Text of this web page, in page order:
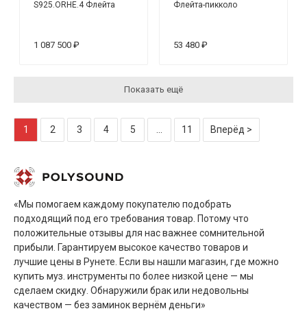
S925.ORHE.4 Флейта
1 087 500 ₽
Флейта-пикколо
53 480 ₽
Показать ещё
1 2 3 4 5 11 Вперёд >
«Мы помогаем каждому покупателю подобрать
подходящий под его требования товар. Потому что
положительные отзывы для нас важнее сомнительной
прибыли. Гарантируем высокое качество товаров и
лучшие цены в Рунете. Если вы нашли магазин, где можно
купить муз. инструменты по более низкой цене — мы
сделаем скидку. Обнаружили брак или недовольны
качеством — без заминок вернём деньги»